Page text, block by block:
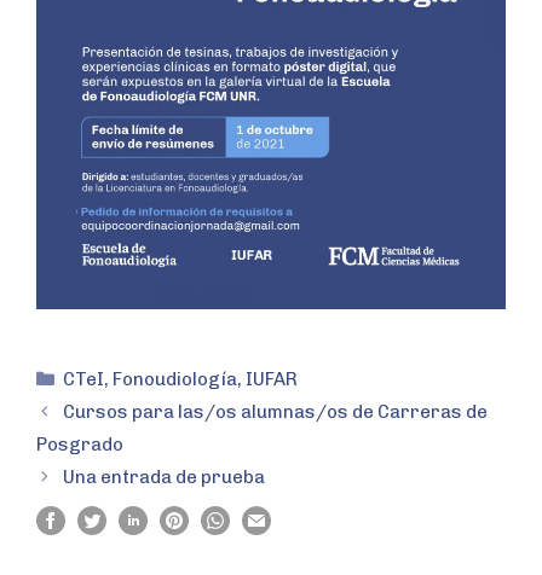
CTeI, Fonoudiología, IUFAR
Cursos para las/os alumnas/os de Carreras de
Posgrado
Una entrada de prueba